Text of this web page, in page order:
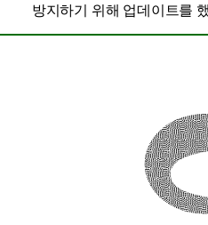
방지하기 위해 업데이트를